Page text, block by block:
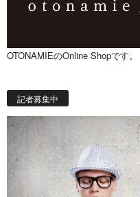
OTONAMIEのOnline Shopです。
記者募集中